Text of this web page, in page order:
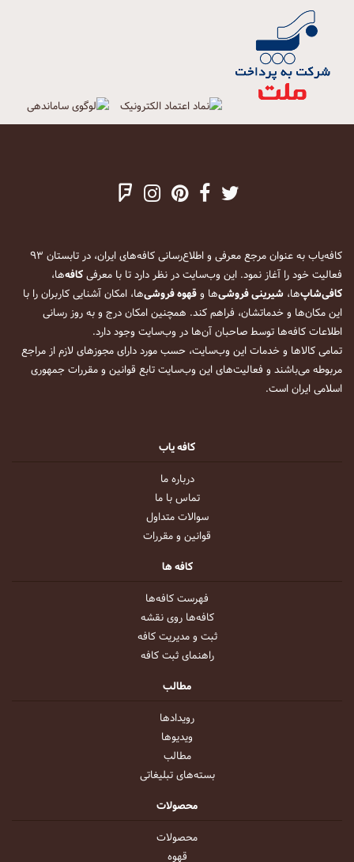
کافه‌یاب به عنوان مرجع معرفی و اطلاع‌رسانی کافه‌های ایران، در تابستان ۹۳
فعالیت خود را آغاز نمود. این وب‌سایت در نظر دارد تا با معرفیکافه‌ها،
کافی‌شاپ‌ها، شیرینی فروشی‌ها وقهوه فروشی‌ها، امکان آشنایی کاربران را با
این مکان‌ها و خدماتشان، فراهم کند. همچنین امکان درج و به روز رسانی
اطلاعات کافه‌ها توسط صاحبان آن‌ها در وب‌سایت وجود دارد.
تمامی کالاها و خدمات این وب‌سایت، حسب مورد دارای مجوزهای لازم از مراجع
مربوطه می‌باشند و فعالیت‌های این وب‌سایت تابع قوانین و مقررات جمهوری
اسلامی ایران است.
کافه یاب
درباره ما
تماس با ما
سوالات متداول
قوانین و مقررات
کافه ها
فهرست کافه‌ها
کافه‌ها روی نقشه
ثبت و مدیریت کافه
راهنمای ثبت کافه
مطالب
رویداد‌ها
ویدیو‌ها
مطالب
بسته‌های تبلیغاتی
محصولات
محصولات
قهوه